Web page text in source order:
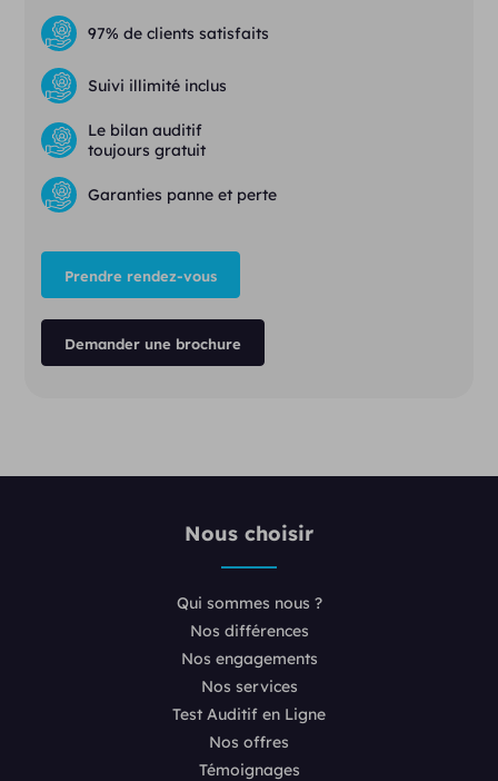
97% de clients satisfaits
Suivi illimité inclus
Le bilan auditif
toujours gratuit
Garanties panne et perte
Prendre rendez-vous
Demander une brochure
Nous choisir
Qui sommes nous ?
Nos différences
Nos engagements
Nos services
Test Auditif en Ligne
Nos offres
Témoignages